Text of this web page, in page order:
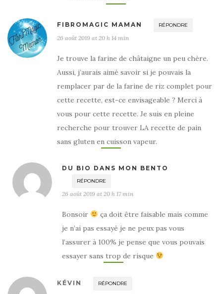
FIBROMAGIC MAMAN RÉPONDRE
26 août 2019 at 20 h 14 min
Je trouve la farine de châtaigne un peu chère.
Aussi, j’aurais aimé savoir si je pouvais la
remplacer par de la farine de riz complet pour
cette recette, est-ce envisageable ? Merci à
vous pour cette recette. Je suis en pleine
recherche pour trouver LA recette de pain
sans gluten en cuisson vapeur.
DU BIO DANS MON BENTO
RÉPONDRE
26 août 2019 at 20 h 17 min
Bonsoir
ça doit être faisable mais comme
je n’ai pas essayé je ne peux pas vous
l’assurer à 100% je pense que vous pouvais
essayer sans trop de risque
KÉVIN RÉPONDRE